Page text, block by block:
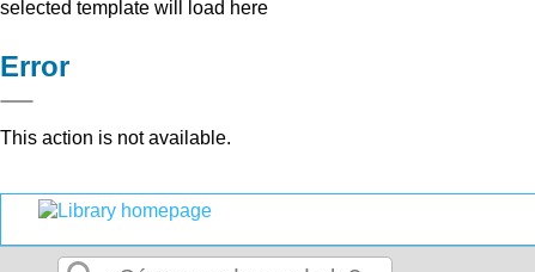
selected template will load here
Error
This action is not available.